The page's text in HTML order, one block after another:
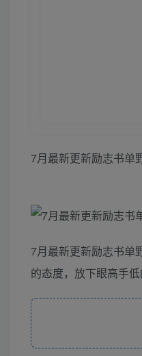
7月最新更新励志书单
7月最新更新励志书单
的态度，放下眼高手